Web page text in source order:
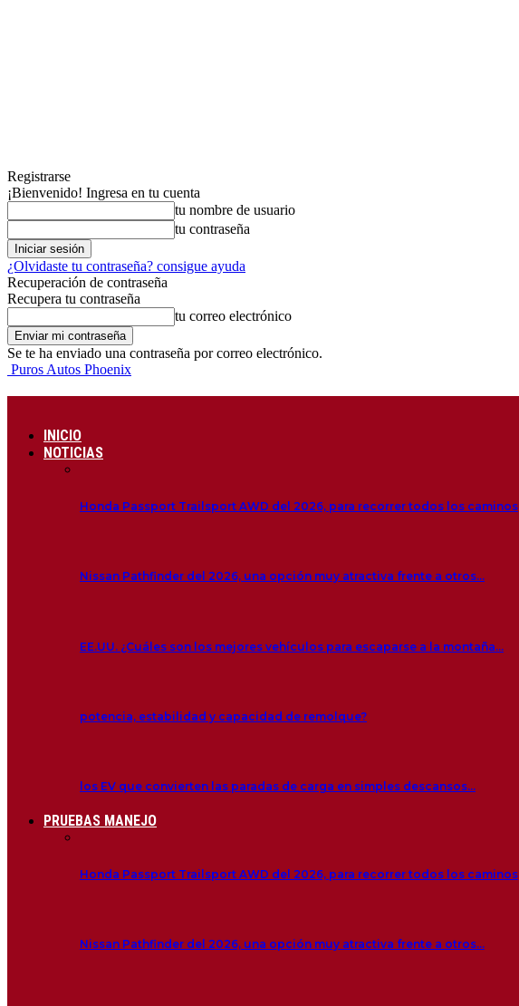
Registrarse
¡Bienvenido! Ingresa en tu cuenta
tu nombre de usuario
tu contraseña
¿Olvidaste tu contraseña? consigue ayuda
Recuperación de contraseña
Recupera tu contraseña
tu correo electrónico
Se te ha enviado una contraseña por correo electrónico.
Puros Autos Phoenix
INICIO
NOTICIAS
Honda Passport Trailsport AWD del 2026, para recorrer todos los caminos
Nissan Pathfinder del 2026, una opción muy atractiva frente a otros…
EE.UU. ¿Cuáles son los mejores vehículos para escaparse a la montaña…
potencia, estabilidad y capacidad de remolque?
los EV que convierten las paradas de carga en simples descansos…
PRUEBAS MANEJO
Honda Passport Trailsport AWD del 2026, para recorrer todos los caminos
Nissan Pathfinder del 2026, una opción muy atractiva frente a otros…